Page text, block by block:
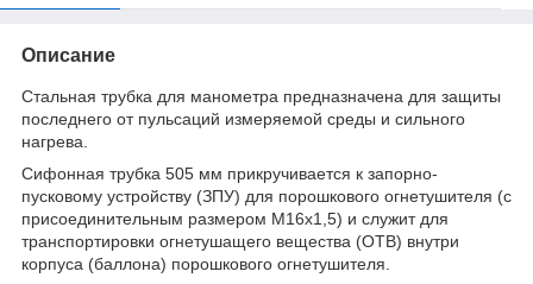
Описание
Стальная трубка для манометра предназначена для защиты
последнего от пульсаций измеряемой среды и сильного
нагрева.
Сифонная трубка 505 мм прикручивается к запорно-
пусковому устройству (ЗПУ) для порошкового огнетушителя (с
присоединительным размером М16х1,5) и служит для
транспортировки огнетушащего вещества (ОТВ) внутри
корпуса (баллона) порошкового огнетушителя.